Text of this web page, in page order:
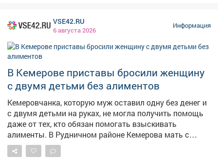
VSE42.RU
6 августа 2026
Информация
В Кемерове приставы бросили женщину
с двумя детьми без алиментов
Кемеровчанка, которую муж оставил одну без денег и
с двумя детьми на руках, не могла получить помощь
даже от тех, кто обязан помогать взыскивать
алименты. В Рудничном районе Кемерова мать с
двумя детьми не могла получить алименты от
бывшего супруга. Мать растит 9-летнего сына и 14-